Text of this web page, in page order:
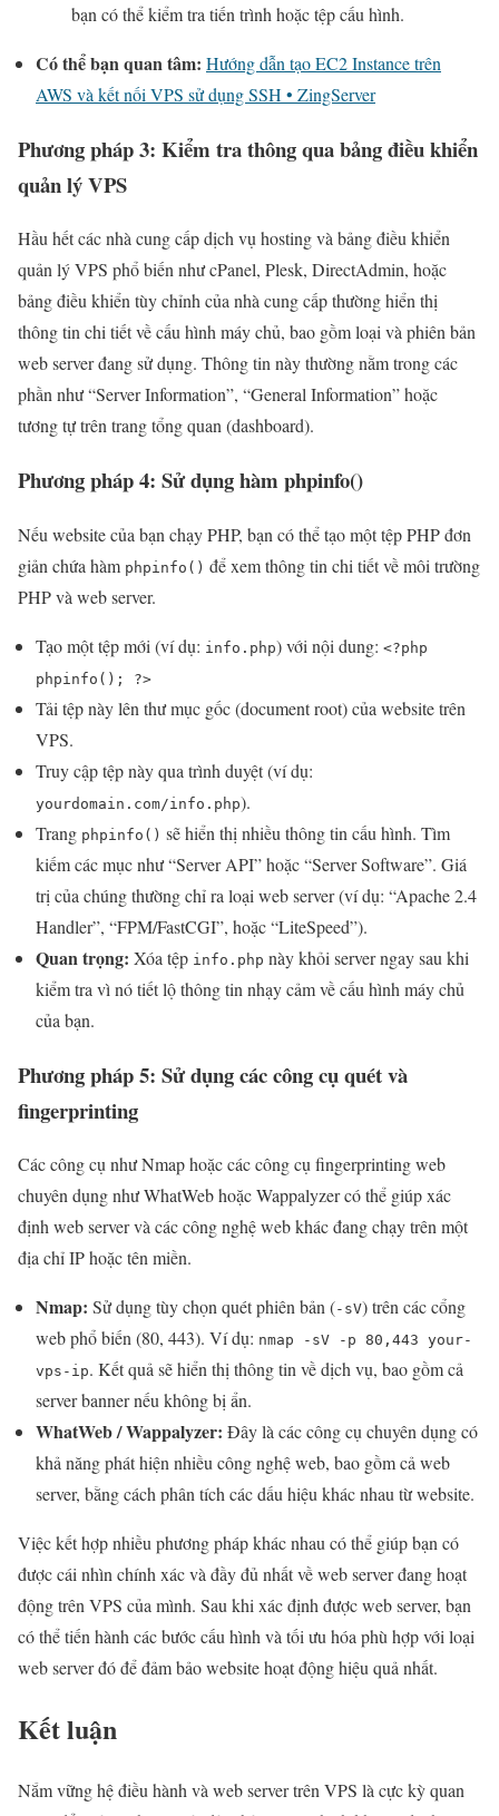
bạn có thể kiểm tra tiến trình hoặc tệp cấu hình.
Có thể bạn quan tâm: Hướng dẫn tạo EC2 Instance trên
AWS và kết nối VPS sử dụng SSH • ZingServer
Phương pháp 3: Kiểm tra thông qua bảng điều khiển
quản lý VPS
Hầu hết các nhà cung cấp dịch vụ hosting và bảng điều khiển
quản lý VPS phổ biến như cPanel, Plesk, DirectAdmin, hoặc
bảng điều khiển tùy chỉnh của nhà cung cấp thường hiển thị
thông tin chi tiết về cấu hình máy chủ, bao gồm loại và phiên bản
web server đang sử dụng. Thông tin này thường nằm trong các
phần như “Server Information”, “General Information” hoặc
tương tự trên trang tổng quan (dashboard).
Phương pháp 4: Sử dụng hàm phpinfo()
Nếu website của bạn chạy PHP, bạn có thể tạo một tệp PHP đơn
giản chứa hàm phpinfo() để xem thông tin chi tiết về môi trường
PHP và web server.
Tạo một tệp mới (ví dụ: info.php) với nội dung: <?php
phpinfo(); ?>
Tải tệp này lên thư mục gốc (document root) của website trên
VPS.
Truy cập tệp này qua trình duyệt (ví dụ:
yourdomain.com/info.php).
Trang phpinfo() sẽ hiển thị nhiều thông tin cấu hình. Tìm
kiếm các mục như “Server API” hoặc “Server Software”. Giá
trị của chúng thường chỉ ra loại web server (ví dụ: “Apache 2.4
Handler”, “FPM/FastCGI”, hoặc “LiteSpeed”).
Quan trọng: Xóa tệp info.php này khỏi server ngay sau khi
kiểm tra vì nó tiết lộ thông tin nhạy cảm về cấu hình máy chủ
của bạn.
Phương pháp 5: Sử dụng các công cụ quét và
fingerprinting
Các công cụ như Nmap hoặc các công cụ fingerprinting web
chuyên dụng như WhatWeb hoặc Wappalyzer có thể giúp xác
định web server và các công nghệ web khác đang chạy trên một
địa chỉ IP hoặc tên miền.
Nmap: Sử dụng tùy chọn quét phiên bản (-sV) trên các cổng
web phổ biến (80, 443). Ví dụ: nmap -sV -p 80,443 your-
vps-ip. Kết quả sẽ hiển thị thông tin về dịch vụ, bao gồm cả
server banner nếu không bị ẩn.
WhatWeb / Wappalyzer: Đây là các công cụ chuyên dụng có
khả năng phát hiện nhiều công nghệ web, bao gồm cả web
server, bằng cách phân tích các dấu hiệu khác nhau từ website.
Việc kết hợp nhiều phương pháp khác nhau có thể giúp bạn có
được cái nhìn chính xác và đầy đủ nhất về web server đang hoạt
động trên VPS của mình. Sau khi xác định được web server, bạn
có thể tiến hành các bước cấu hình và tối ưu hóa phù hợp với loại
web server đó để đảm bảo website hoạt động hiệu quả nhất.
Kết luận
Nắm vững hệ điều hành và web server trên VPS là cực kỳ quan